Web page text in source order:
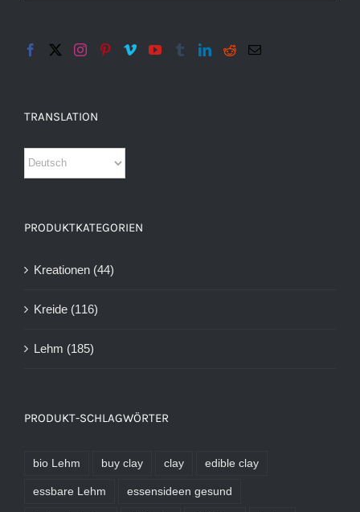
TRANSLATION
PRODUKTKATEGORIEN
Kreationen (44)
Kreide (116)
Lehm (185)
PRODUKT-SCHLAGWÖRTER
bio Lehm buy clay clay edible clay
essbare Lehm essensideen gesund